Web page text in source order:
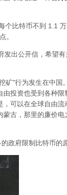
个比特币不到 1.1
。
发出公开信，希望
矿"行为发生在中国
投资也受到各种限
可以在全球自由流
古，那里的廉价电
政府限制比特币的